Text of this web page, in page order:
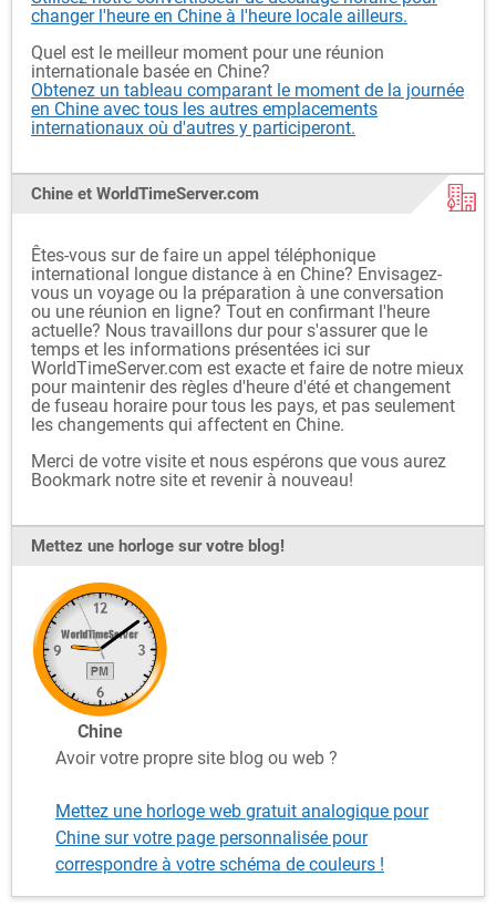
changer l'heure en Chine à l'heure locale ailleurs.
Quel est le meilleur moment pour une réunion
internationale basée en Chine?
Obtenez un tableau comparant le moment de la journée
en Chine avec tous les autres emplacements
internationaux où d'autres y participeront.
Chine et WorldTimeServer.com
Êtes-vous sur de faire un appel téléphonique
international longue distance à en Chine? Envisagez-
vous un voyage ou la préparation à une conversation
ou une réunion en ligne? Tout en confirmant l'heure
actuelle? Nous travaillons dur pour s'assurer que le
temps et les informations présentées ici sur
WorldTimeServer.com est exacte et faire de notre mieux
pour maintenir des règles d'heure d'été et changement
de fuseau horaire pour tous les pays, et pas seulement
les changements qui affectent en Chine.
Merci de votre visite et nous espérons que vous aurez
Bookmark notre site et revenir à nouveau!
Mettez une horloge sur votre blog!
Chine
Avoir votre propre site blog ou web ?
Mettez une horloge web gratuit analogique pour
Chine sur votre page personnalisée pour
correspondre à votre schéma de couleurs !